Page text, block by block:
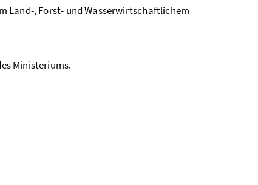
Land-, Forst- und Wasserwirtschaftlichem
Ministeriums.